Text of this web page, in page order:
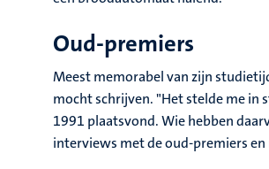
Oud-premiers
Meest memorabel van zijn
mocht schrijven. "Het stelde me in
1991 plaatsvond. Wie hebben
interviews met de oud-premiers en